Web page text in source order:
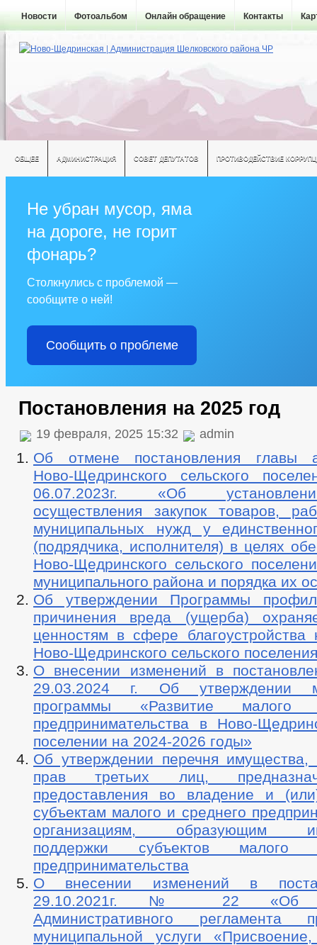
Новости Фотоальбом Онлайн обращение Контакты
ОБЩЕЕ АДМИНИСТРАЦИЯ СОВЕТ ДЕПУТАТОВ ПРОТИВОДЕЙСТВИЕ
Не убран мусор, яма
на дороге, не горит
фонарь?
Столкнулись с проблемой —
сообщите о ней!
Сообщить о проблеме
Постановления на 2025 год
19 февраля, 2025 15:32 admin
Об отмене постановления главы
Ново-Щедринского сельского
06.07.2023г. «Об
осуществления закупок товаров,
муниципальных нужд у
(подрядчика, исполнителя) в целях
Ново-Щедринского сельского
муниципального района и порядка их
Об утверждении Программы
причинения вреда (ущерба)
ценностям в сфере благоустройства
Ново-Щедринского сельского
О внесении изменений в
29.03.2024 г. Об утверждении
программы «Развитие малого
предпринимательства в Ново-
поселении на 2024-2026 годы»
Об утверждении перечня имущества,
прав третьих лиц,
предоставления во владение и
субъектам малого и среднего
организациям, образующим
поддержки субъектов малого
предпринимательства
О внесении изменений в
29.10.2021г. № 22 «Об
Административного регламента
муниципальной услуги